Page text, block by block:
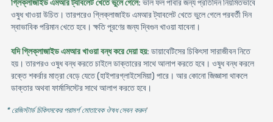
গ্লিক্লাজাইড এমআর ট্যাবলেট খেতে ভুলে গেলে: ভাল ফল পাবার জন্য প্রতিদিন নিয়মিতভাবে
ওষুধ খাওয়া উচিত। তারপরেও গ্লিক্লাজাইড এমআর ট্যাবলেট খেতে ভুলে গেলে পরবর্তী দিন
স্বাভাবিক পরিমান খেতে হবে। ক্ষতি পূরণের জন্য দ্বিগুন খাওয়া যাবেনা।
যদি গ্লিক্লাজাইড এমআর খাওয়া বন্ধ করে দেয়া হয়: ডায়াবেটিসের চিকিৎসা সারাজীবন নিতে
হয়। তারপরও ওষুধ বন্ধ করতে চাইলে ডাক্তারের সাথে আলাপ করতে হবে। ওষুধ বন্ধ করলে
রক্তে শকর্রার মাত্রা বেড়ে যেতে (হাইপারগ্লাইসেমিয়া) পারে। আর কোনো জিজ্ঞাসা থাকলে
ডাক্তার অথবা ফার্মাসিস্টের সাথে আলাপ করতে হবে।
* রেজিস্টার্ড চিকিৎসকের পরামর্শ মোতাবেক ঔষধ সেবন করুন'